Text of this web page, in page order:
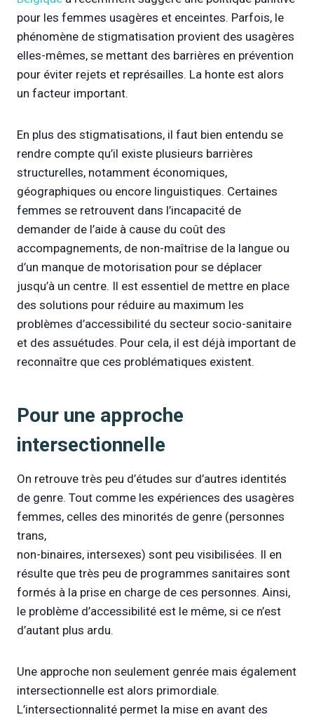
pour les femmes usagères et enceintes. Parfois, le
phénomène de stigmatisation provient des usagères
elles-mêmes, se mettant des barrières en prévention
pour éviter rejets et représailles. La honte est alors
un facteur important.
En plus des stigmatisations, il faut bien entendu se
rendre compte qu’il existe plusieurs barrières
structurelles, notamment économiques,
géographiques ou encore linguistiques. Certaines
femmes se retrouvent dans l’incapacité de
demander de l’aide à cause du coût des
accompagnements, de non-maîtrise de la langue ou
d’un manque de motorisation pour se déplacer
jusqu’à un centre. Il est essentiel de mettre en place
des solutions pour réduire au maximum les
problèmes d’accessibilité du secteur socio-sanitaire
et des assuétudes. Pour cela, il est déjà important de
reconnaître que ces problématiques existent.
Pour une approche
intersectionnelle
On retrouve très peu d’études sur d’autres identités
de genre. Tout comme les expériences des usagères
femmes, celles des minorités de genre (personnes
trans,
non-binaires, intersexes) sont peu visibilisées. Il en
résulte que très peu de programmes sanitaires sont
formés à la prise en charge de ces personnes. Ainsi,
le problème d’accessibilité est le même, si ce n’est
d’autant plus ardu.
Une approche non seulement genrée mais également
intersectionnelle est alors primordiale.
L’intersectionnalité permet la mise en avant des